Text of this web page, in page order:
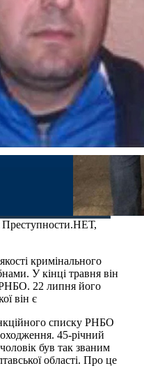
кримінального
У кінці травня він
22 липня його
він є
списку РНБО
45-річний
був так званим
області. Про це